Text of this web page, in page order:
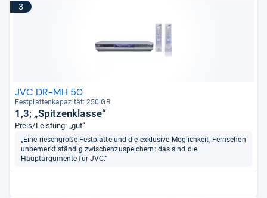
3
JVC DR-MH 50
Fest­plat­ten­ka­pa­zi­tät: 250 GB
1,3; „Spitzenklasse“
Preis/Leistung: „gut“
„Eine riesengroße Festplatte und die exklusive Möglichkeit, Fernsehen
unbemerkt ständig zwischenzuspeichern: das sind die
Hauptargumente für JVC.“